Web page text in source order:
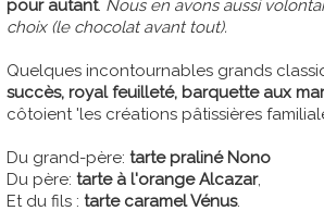
pour autant. Nous en avons aussi
choix (le chocolat avant tout).
Quelques incontournables grands
succès, royal feuilleté, barquette aux
côtoient 'les créations pâtissières
Du grand-père: tarte praliné Nono
Du père: tarte à l'orange Alcazar,
Et du fils : tarte caramel Vénus.